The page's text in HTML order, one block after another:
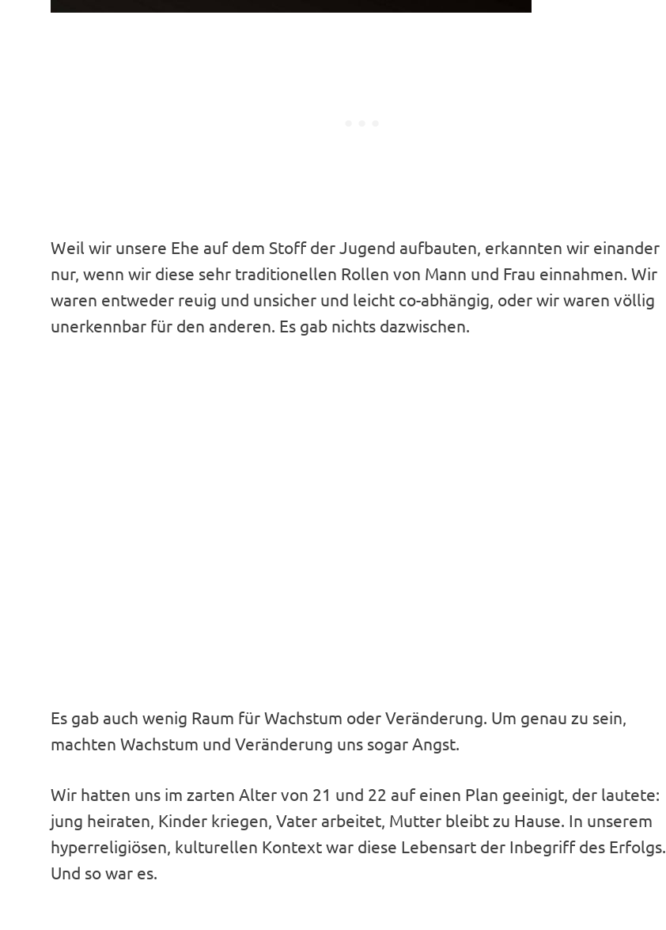
Weil wir unsere Ehe auf dem Stoff der Jugend aufbauten, erkannten wir einander
nur, wenn wir diese sehr traditionellen Rollen von Mann und Frau einnahmen. Wir
waren entweder reuig und unsicher und leicht co-abhängig, oder wir waren völlig
unerkennbar für den anderen. Es gab nichts dazwischen.
Es gab auch wenig Raum für Wachstum oder Veränderung. Um genau zu sein,
machten Wachstum und Veränderung uns sogar Angst.
Wir hatten uns im zarten Alter von 21 und 22 auf einen Plan geeinigt, der lautete:
jung heiraten, Kinder kriegen, Vater arbeitet, Mutter bleibt zu Hause. In unserem
hyperreligiösen, kulturellen Kontext war diese Lebensart der Inbegriff des Erfolgs.
Und so war es.